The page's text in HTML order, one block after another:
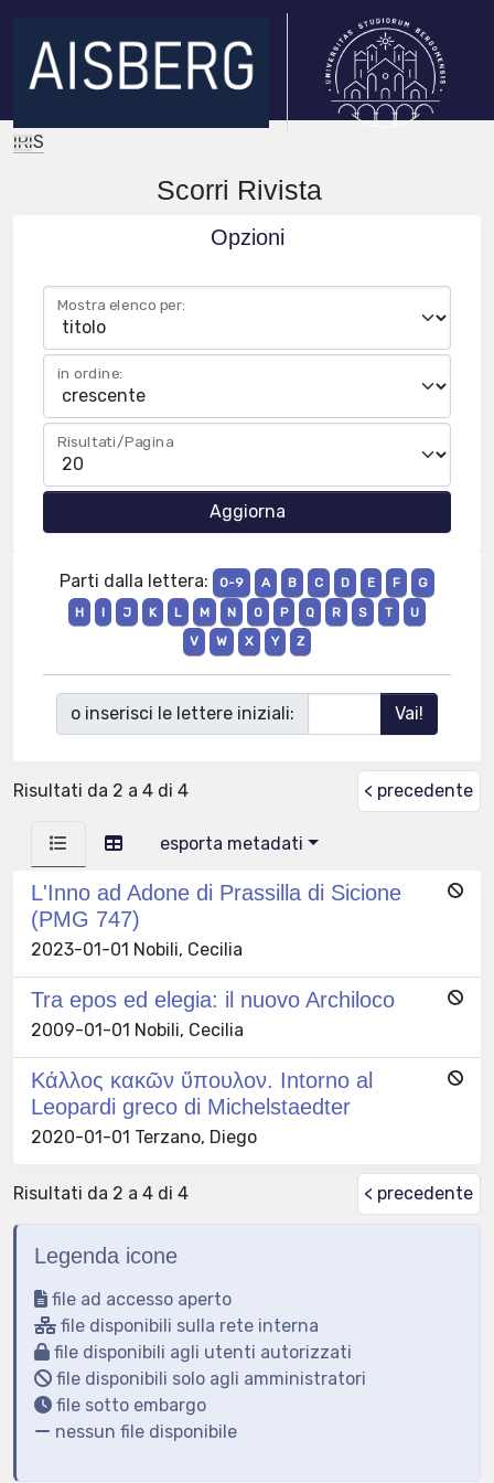
IRIS
Scorri Rivista
Opzioni
Mostra elenco per:
in ordine:
Risultati/Pagina
Parti dalla lettera: 0-9 A B C D E F
G
H
I J K L M N O P Q R S T
U
V
W X Y Z
o inserisci le lettere iniziali:
Risultati da 2 a 4 di 4 < precedente
esporta metadati
L'Inno ad Adone di Prassilla di Sicione
(PMG 747)
2023-01-01 Nobili, Cecilia
Tra epos ed elegia: il nuovo Archiloco
2009-01-01 Nobili, Cecilia
Κάλλος κακῶν ὕπουλον. Intorno al
Leopardi greco di Michelstaedter
2020-01-01 Terzano, Diego
Risultati da 2 a 4 di 4 < precedente
Legenda icone
file ad accesso aperto
file disponibili sulla rete interna
file disponibili agli utenti autorizzati
file disponibili solo agli amministratori
file sotto embargo
nessun file disponibile